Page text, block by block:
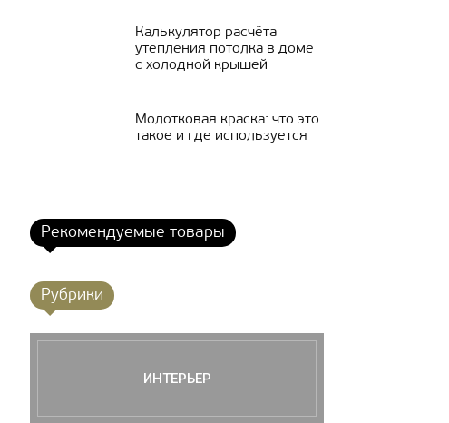
Калькулятор расчёта
утепления потолка в доме
с холодной крышей
Молотковая краска: что это
такое и где используется
Рекомендуемые товары
Рубрики
ИНТЕРЬЕР